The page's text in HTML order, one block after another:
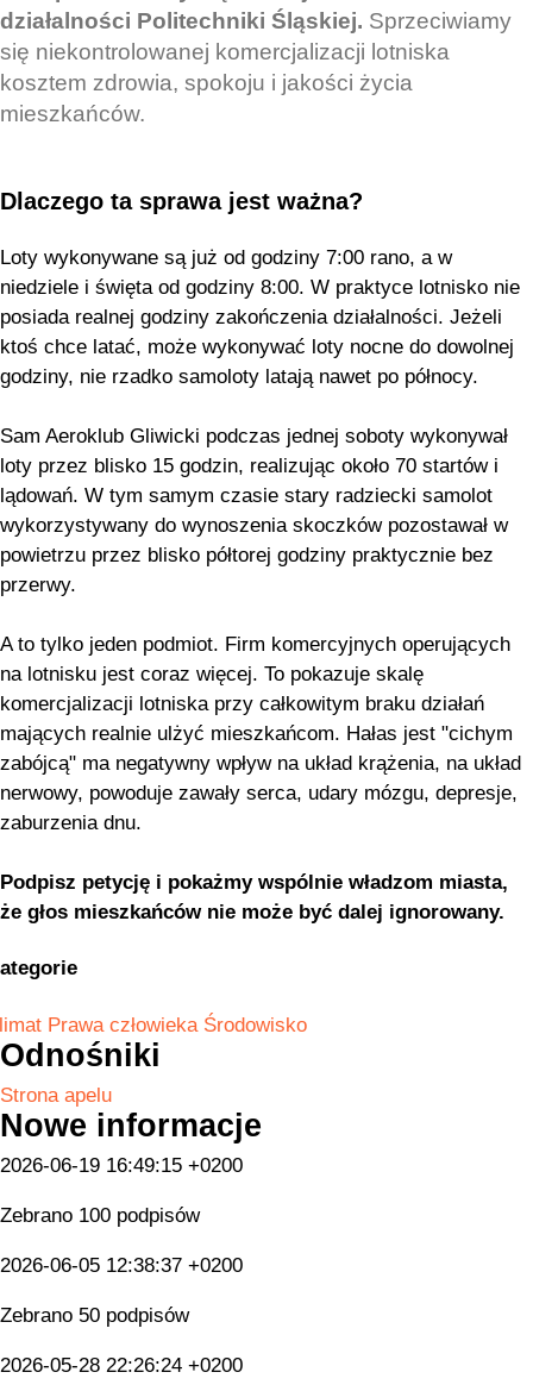
działalności Politechniki Śląskiej. Sprzeciwiamy
się niekontrolowanej komercjalizacji lotniska
kosztem zdrowia, spokoju i jakości życia
mieszkańców.
Dlaczego ta sprawa jest ważna?
Loty wykonywane są już od godziny 7:00 rano, a w
niedziele i święta od godziny 8:00. W praktyce lotnisko nie
posiada realnej godziny zakończenia działalności. Jeżeli
ktoś chce latać, może wykonywać loty nocne do dowolnej
godziny, nie rzadko samoloty latają nawet po północy.
Sam Aeroklub Gliwicki podczas jednej soboty wykonywał
loty przez blisko 15 godzin, realizując około 70 startów i
lądowań. W tym samym czasie stary radziecki samolot
wykorzystywany do wynoszenia skoczków pozostawał w
powietrzu przez blisko półtorej godziny praktycznie bez
przerwy.
A to tylko jeden podmiot. Firm komercyjnych operujących
na lotnisku jest coraz więcej. To pokazuje skalę
komercjalizacji lotniska przy całkowitym braku działań
mających realnie ulżyć mieszkańcom. Hałas jest "cichym
zabójcą" ma negatywny wpływ na układ krążenia, na układ
nerwowy, powoduje zawały serca, udary mózgu, depresje,
zaburzenia dnu.
Podpisz petycję i pokażmy wspólnie władzom miasta,
że głos mieszkańców nie może być dalej ignorowany.
Prawa człowieka Środowisko
Odnośniki
Strona apelu
Nowe informacje
2026-06-19 16:49:15 +0200
Zebrano 100 podpisów
2026-06-05 12:38:37 +0200
Zebrano 50 podpisów
2026-05-28 22:26:24 +0200